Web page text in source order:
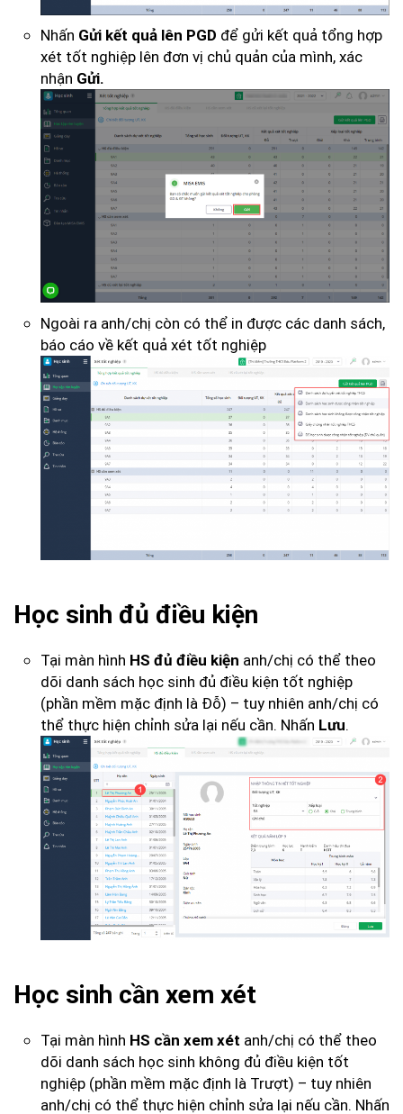
Nhấn Gửi kết quả lên PGD để gửi kết quả tổng hợp
xét tốt nghiệp lên đơn vị chủ quản của mình, xác
nhận Gửi.
Ngoài ra anh/chị còn có thể in được các danh sách,
báo cáo về kết quả xét tốt nghiệp
Học sinh đủ điều kiện
Tại màn hình HS đủ điều kiện anh/chị có thể theo
dõi danh sách học sinh đủ điều kiện tốt nghiệp
(phần mềm mặc định là Đỗ) – tuy nhiên anh/chị có
thể thực hiện chỉnh sửa lại nếu cần. Nhấn Lưu.
Học sinh cần xem xét
Tại màn hình HS cần xem xét anh/chị có thể theo
dõi danh sách học sinh không đủ điều kiện tốt
nghiệp (phần mềm mặc định là Trượt) – tuy nhiên
anh/chị có thể thực hiện chỉnh sửa lại nếu cần. Nhấn